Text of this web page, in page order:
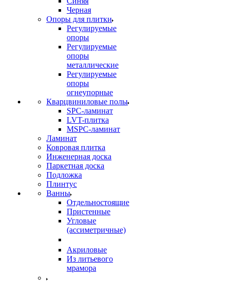
Черная
Опоры для плитки
Регулируемые
опоры
Регулируемые
опоры
металлические
Регулируемые
опоры
огнеупорные
Кварцвиниловые полы
SPC-ламинат
LVT-плитка
MSPC-ламинат
Ламинат
Ковровая плитка
Инженерная доска
Паркетная доска
Подложка
Плинтус
Ванны
Отдельностоящие
Пристенные
Угловые
(ассиметричные)
Акриловые
Из литьевого
мрамора